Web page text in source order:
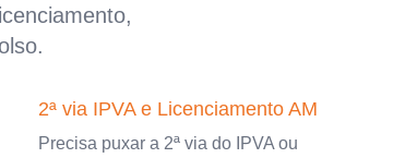
2ª via IPVA e Licenciamento AM
Precisa puxar a 2ª via do IPVA ou